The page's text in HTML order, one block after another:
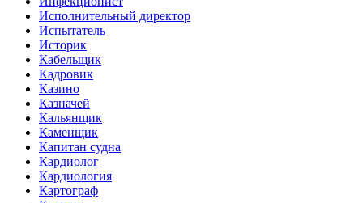
Исполнительный директор
Испытатель
Историк
Кабельщик
Кадровик
Казино
Казначей
Кальянщик
Каменщик
Капитан судна
Кардиолог
Кардиология
Картограф